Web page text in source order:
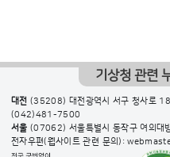
기상청 관련
대전 (35208) 대전광역시 서구 청사로
(042)481-7500
서울 (07062) 서울특별시 동작구 여의
전자우편(웹사이트 관련 문의):